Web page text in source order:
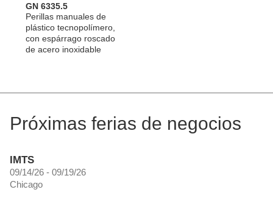
GN 6335.5
Perillas manuales de
plástico tecnopolímero,
con espárrago roscado
de acero inoxidable
Próximas ferias de negocios
IMTS
09/14/26 - 09/19/26
Chicago